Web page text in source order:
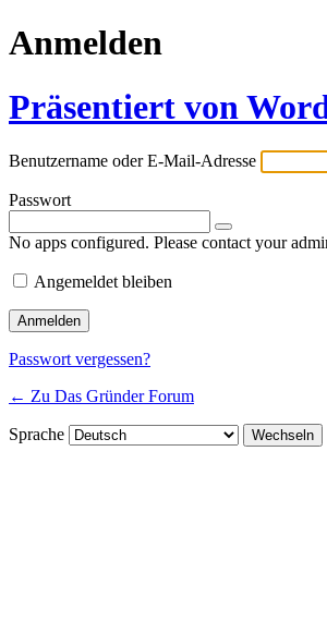
Anmelden
Präsentiert von
Benutzername oder E-Mail-Adresse
Passwort
No apps configured. Please contact your
Angemeldet bleiben
Passwort vergessen?
← Zu Das Gründer Forum
Sprache